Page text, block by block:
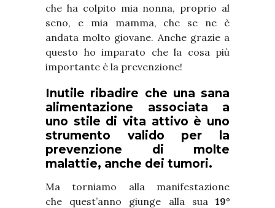
che ha colpito mia nonna, proprio al
seno, e mia mamma, che se ne è
andata molto giovane. Anche grazie a
questo ho imparato che la cosa più
importante è la prevenzione!
Inutile ribadire che una sana
alimentazione associata a
uno stile di vita attivo è uno
strumento valido per la
prevenzione di molte
malattie, anche dei tumori.
Ma torniamo alla manifestazione
che quest’anno giunge alla sua 19°